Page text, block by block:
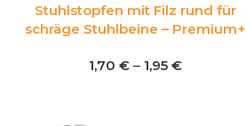
Stuhlstopfen mit Filz rund für
schräge Stuhlbeine – Premium+
1,70€ – 1,95€